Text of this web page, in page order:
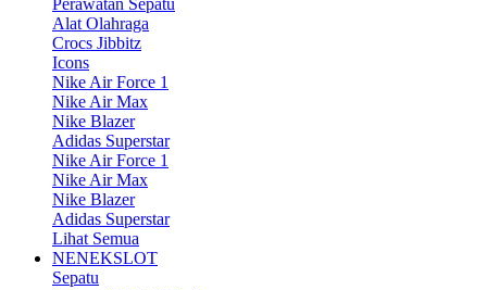
Perawatan Sepatu
Alat Olahraga
Crocs Jibbitz
Icons
Nike Air Force 1
Nike Air Max
Nike Blazer
Adidas Superstar
Nike Air Force 1
Nike Air Max
Nike Blazer
Adidas Superstar
Lihat Semua
NENEKSLOT
Sepatu